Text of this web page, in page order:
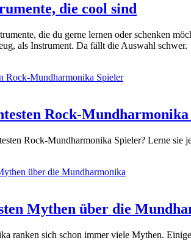
die cool sind
die du gerne lernen oder schenken
als Instrument. Da fällt die Auswahl schwer.
Rock-
Rock-Mundharmonika Spieler? Lerne sie
Mythen über die
ranken sich schon immer viele Mythen.